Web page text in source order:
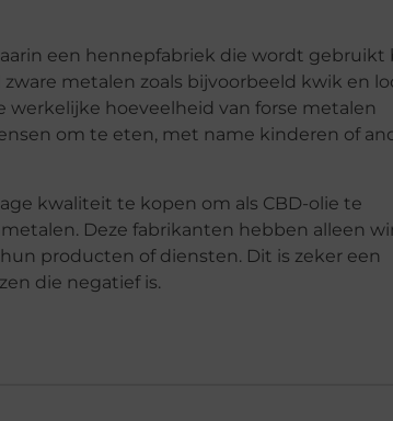
een hennepfabriek die wordt gebruikt
metalen zoals bijvoorbeeld kwik en
hoeveelheid van forse metalen
om te eten, met name kinderen of
kwaliteit te kopen om als CBD-olie te
Deze fabrikanten hebben alleen
producten of diensten. Dit is zeker een
die negatief is.